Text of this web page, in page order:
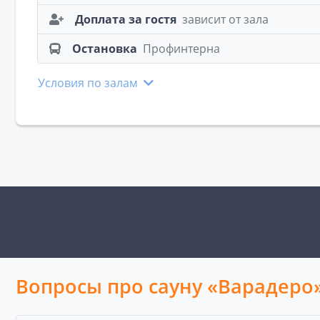
Доплата за гостя зависит от зала
Остановка Профинтерна
Условия по залам
Вопросы про сауну